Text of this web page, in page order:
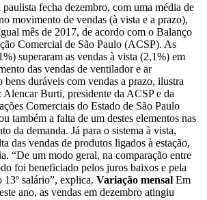
fecha dezembro, com uma média de
movimento de vendas (à vista e a prazo),
mês de 2017, de acordo com o Balanço
Comercial de São Paulo (ACSP). As
superaram as vendas à vista (2,1%) em
das vendas de ventilador e ar
bens duráveis com vendas a prazo, ilustra
Alencar Burti, presidente da ACSP e da
Comerciais do Estado de São Paulo
também a falta de um destes elementos nas
da demanda. Já para o sistema à vista,
das vendas de produtos ligados à estação,
“De um modo geral, na comparação entre
foi beneficiado pelos juros baixos e pela
13º salário”, explica. Variação mensal Em
ano, as vendas em dezembro atingiu